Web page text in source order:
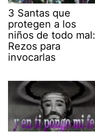
3 Santas que
protegen a los
niños de todo mal:
Rezos para
invocarlas